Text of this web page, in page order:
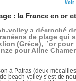
Voir
: la France en or
volley a décroché
de plage qui
(Grèce), l’or pour
pour Aline
à Patras (deux médailles
beach-volley s’est de